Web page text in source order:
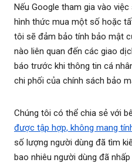
Nếu Google tham gia vào
hình thức mua một số hoặc
tôi sẽ đảm bảo tính bảo mật
nào liên quan đến các giao
báo trước khi thông tin cá
chi phối của chính sách bảo
Chúng tôi có thể chia sẻ với
được tập hợp, không mang
số lượng người dùng đã tìm
bao nhiêu người dùng đã